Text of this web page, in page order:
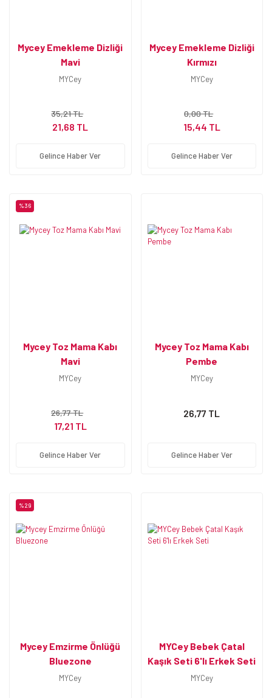
Mycey Emekleme Dizliği
Mavi
MYCey
35,21 TL
21,68 TL
Gelince Haber Ver
Mycey Emekleme Dizliği
Kırmızı
MYCey
0,00 TL
15,44 TL
Gelince Haber Ver
%36
Mycey Toz Mama Kabı
Mavi
MYCey
26,77 TL
17,21 TL
Gelince Haber Ver
Mycey Toz Mama Kabı
Pembe
MYCey
26,77 TL
Gelince Haber Ver
%29
Mycey Emzirme Önlüğü
Bluezone
MYCey
MYCey Bebek Çatal
Kaşık Seti 6'lı Erkek Seti
MYCey